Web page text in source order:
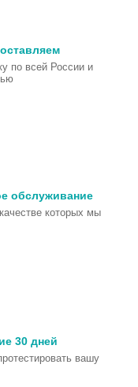
по всей России и
обслуживание
которых мы
30 дней
вашу